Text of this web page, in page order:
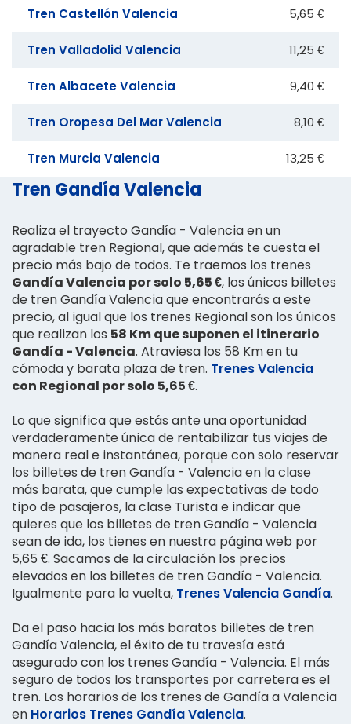
Tren Castellón Valencia 5,65 €
Tren Valladolid Valencia 11,25 €
Tren Albacete Valencia 9,40 €
Tren Oropesa Del Mar Valencia 8,10 €
Tren Murcia Valencia 13,25 €
Tren Gandía Valencia
Realiza el trayecto Gandía - Valencia en un
agradable tren Regional, que además te cuesta el
precio más bajo de todos. Te traemos los trenes
Gandía Valencia por solo 5,65 €, los únicos billetes
de tren Gandía Valencia que encontrarás a este
precio, al igual que los trenes Regional son los únicos
que realizan los 58 Km que suponen el itinerario
Gandía - Valencia. Atraviesa los 58 Km en tu
cómoda y barata plaza de tren. Trenes Valencia
con Regional por solo 5,65 €.
Lo que significa que estás ante una oportunidad
verdaderamente única de rentabilizar tus viajes de
manera real e instantánea, porque con solo reservar
los billetes de tren Gandía - Valencia en la clase
más barata, que cumple las expectativas de todo
tipo de pasajeros, la clase Turista e indicar que
quieres que los billetes de tren Gandía - Valencia
sean de ida, los tienes en nuestra página web por
5,65 €. Sacamos de la circulación los precios
elevados en los billetes de tren Gandía - Valencia.
Igualmente para la vuelta, Trenes Valencia Gandía.
Da el paso hacia los más baratos billetes de tren
Gandía Valencia, el éxito de tu travesía está
asegurado con los trenes Gandía - Valencia. El más
seguro de todos los transportes por carretera es el
tren. Los horarios de los trenes de Gandía a Valencia
en Horarios Trenes Gandía Valencia.